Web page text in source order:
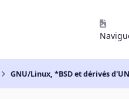
GNU/Linux, *BSD et dérivés